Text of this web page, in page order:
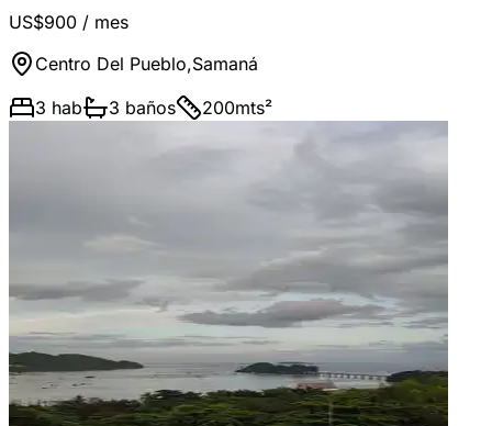
US$900 / mes
Centro Del Pueblo,Samaná
3 hab 3 baños 200mts²